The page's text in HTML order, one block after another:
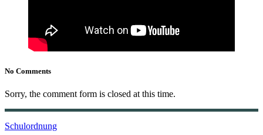
No Comments
Sorry, the comment form is closed at this time.
Schulordnung